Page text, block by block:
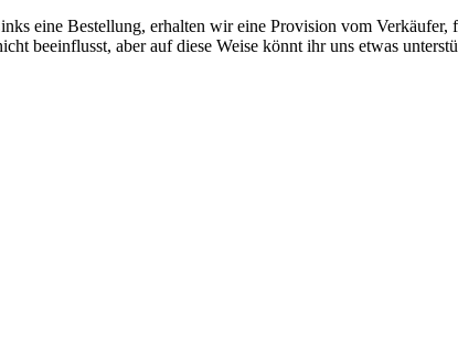
eine Bestellung, erhalten wir eine Provision vom Verkäufer,
beeinflusst, aber auf diese Weise könnt ihr uns etwas